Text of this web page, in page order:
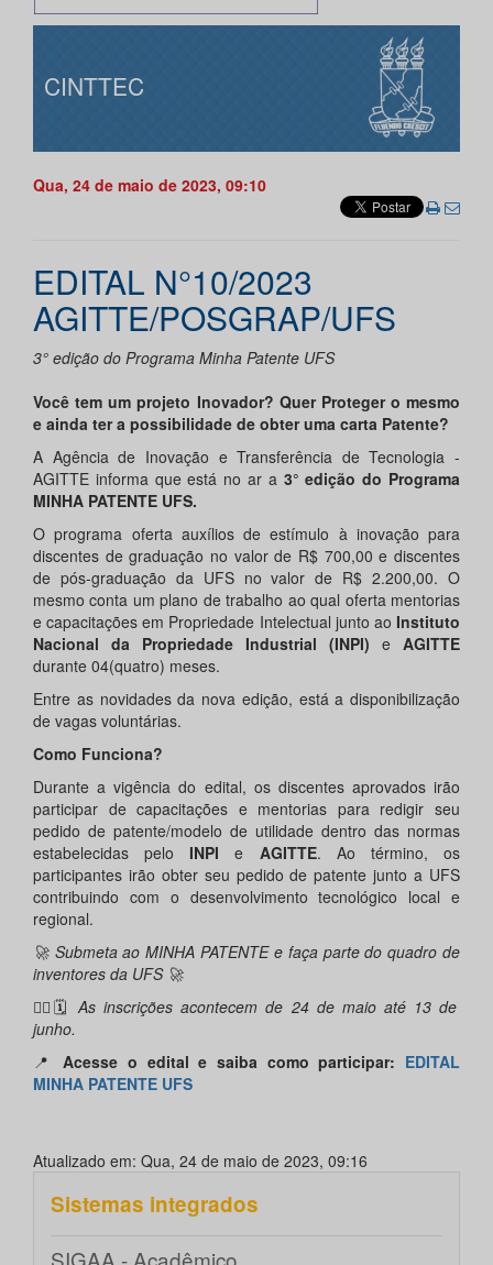
CINTTEC
Qua, 24 de maio de 2023, 09:10
EDITAL N°10/2023
AGITTE/POSGRAP/UFS
3° edição do Programa Minha Patente UFS
Você tem um projeto Inovador? Quer Proteger o mesmo
e ainda ter a possibilidade de obter uma carta Patente?
A Agência de Inovação e Transferência de Tecnologia -
AGITTE informa que está no ar a 3° edição do Programa
MINHA PATENTE UFS.
O programa oferta auxílios de estímulo à inovação para
discentes de graduação no valor de R$ 700,00 e discentes
de pós-graduação da UFS no valor de R$ 2.200,00. O
mesmo conta um plano de trabalho ao qual oferta mentorias
e capacitações em Propriedade Intelectual junto ao Instituto
Nacional da Propriedade Industrial (INPI) e AGITTE
durante 04(quatro) meses.
Entre as novidades da nova edição, está a disponibilização
de vagas voluntárias.
Como Funciona?
Durante a vigência do edital, os discentes aprovados irão
participar de capacitações e mentorias para redigir seu
pedido de patente/modelo de utilidade dentro das normas
estabelecidas pelo INPIe AGITTE. Ao término, os
participantes irão obter seu pedido de patente junto a UFS
contribuindo com o desenvolvimento tecnológico local e
regional.
🚀 Submeta ao MINHA PATENTE e faça parte do quadro de
inventores da UFS 🚀
✍🏾🗓️As inscrições acontecem de 24 de maio até 13 de
junho.
📍Acesse o edital e saiba como participar: EDITAL
MINHA PATENTE UFS
Atualizado em: Qua, 24 de maio de 2023, 09:16
Sistemas integrados